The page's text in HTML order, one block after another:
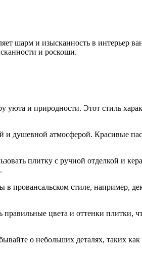
шарм и изысканность в интерьер
и роскоши.
и природности. Этот стиль
душевной атмосферой. Красивые
плитку с ручной отделкой и
провансальском стиле, например,
цвета и оттенки плитки,
о небольших деталях, таких